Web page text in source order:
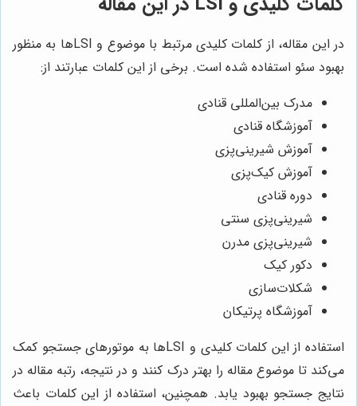
در این مقاله، از کلمات کلیدی مرتبط با موضوع و LSI‌ها به منظور
بهبود سئو استفاده شده است. برخی از این کلمات عبارتند از:
مدرک بین‌المللی قنادی
آموزشگاه قنادی
آموزش شیرینی‌پزی
آموزش کیک‌پزی
دوره قنادی
شیرینی‌پزی سنتی
شیرینی‌پزی مدرن
دکور کیک
شکلات‌سازی
آموزشگاه پرتیکان
استفاده از این کلمات کلیدی و LSI‌ها به موتورهای جستجو کمک
می‌کند تا موضوع مقاله را بهتر درک کنند و در نتیجه، رتبه مقاله در
نتایج جستجو بهبود یابد. همچنین، استفاده از این کلمات باعث